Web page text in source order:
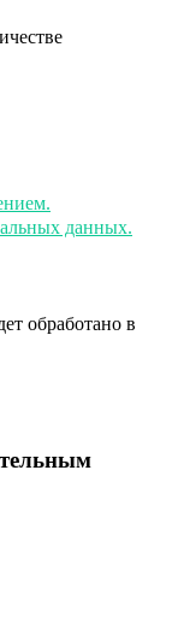
данных.
обработано в